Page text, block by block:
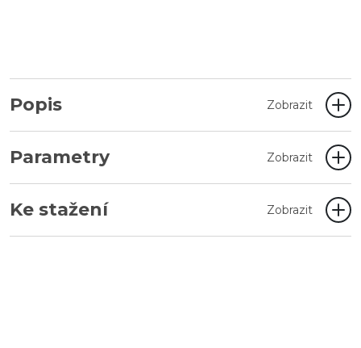
Popis Zobrazit
Parametry Zobrazit
Ke stažení Zobrazit